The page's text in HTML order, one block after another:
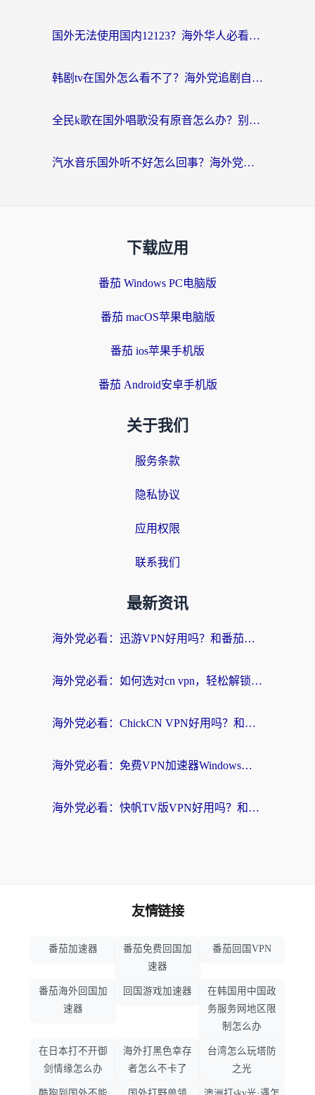
国外无法使用国内12123？海外华人必看：选对回国加速器，解决迪拜语音+12123访问难题
韩剧tv在国外怎么看不了？海外党追剧自由的终极解决方案来了
全民k歌在国外唱歌没有原音怎么办？别让地域限制毁了你的麦霸时刻
汽水音乐国外听不好怎么回事？海外党亲测有效的回国加速方案来了
下载应用
番茄 Windows PC电脑版
番茄 macOS苹果电脑版
番茄 ios苹果手机版
番茄 Android安卓手机版
关于我们
服务条款
隐私协议
应用权限
联系我们
最新资讯
海外党必看：迅游VPN好用吗？和番茄加速器VPN对比哪个回国效果更好？
海外党必看：如何选对cn vpn，轻松解锁国内影音游戏？
海外党必看：ChickCN VPN好用吗？和星河VPN对比哪个回国效果更好？附真实体验+避坑指南
海外党必看：免费VPN加速器Windows版怎么选？附真实测评与无缝访问国内资源指南
海外党必看：快帆TV版VPN好用吗？和hi龟龟VPN对比哪个回国效果更好？附免费加速器选择指南
友情链接
番茄加速器
番茄免费回国加
速器
番茄回国VPN
番茄海外回国加
速器
回国游戏加速器
在韩国用中国政
务服务网地区限
制怎么办
在日本打不开御
剑情缘怎么办
海外打黑色幸存
者怎么不卡了
台湾怎么玩塔防
之光